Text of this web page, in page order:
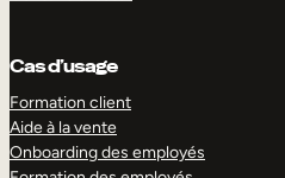
Cas d’usage
Formation client
Aide à la vente
Onboarding des employés